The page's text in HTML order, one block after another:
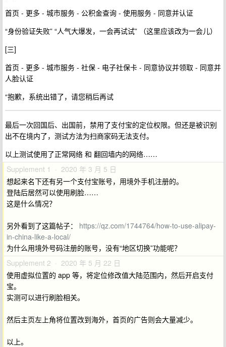
首页 - 更多 - 城市服务 - 公积金查询 - 使用服务 - 同意并认证
“身份验证失败” “人气大爆发，一会再试试” （这里应该改为一会儿）
[三]
首页 - 更多 - 城市服务 - 社保 - 电子社保卡 - 同意协议并领取 - 同意并
人脸认证
“抱歉，系统出错了，请您稍后再试
最后一次回国后、出国前，禁用了支付宝的定位权限。但还是被识别
出不在境内了，测试方法为扫商家码无法支付。
以上测试使用了正常网络 和 翻回墙内的网络……
Supplement 1 · 2020 年 3 月 5 日
想起来名下还有另一个支付宝账号，用境外手机注册的。
登陆后居然可以使用刷脸……
这是什么情况？
另外看到了这篇帖子： https://qz.com/1744764/how-to-use-alipay-
in-china-like-a-local/
为什么用境外号码注册的账号，没有“地区切换”功能呢？
Supplement 2 · 2020 年 5 月 22 日
使用虚拟位置的 app 等，将定位修改值大陆范围内，然后开启支付
宝。
实测可以进行刷脸相关。
然后主页左上角将位置改到海外，首页的广告则会大量减少。
以上。